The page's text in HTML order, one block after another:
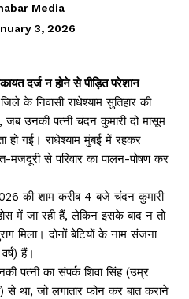
Media
3, 2026
दर्ज न होने से पीड़ित परेशान
के निवासी राधेश्याम सुतिहार की
उनकी पत्नी चंदन कुमारी दो मासूम
हो गई। राधेश्याम मुंबई में रहकर
से परिवार का पालन-पोषण कर
की शाम करीब 4 बजे चंदन कुमारी
में जा रही हैं, लेकिन इसके बाद न तो
मिला। दोनों बेटियों के नाम संजना
हैं।
पत्नी का संपर्क शिवा सिंह (उम्र
से था, जो लगातार फोन कर बात कराने